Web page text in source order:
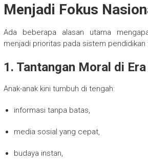
Menjadi Fokus
Ada beberapa alasan utama
menjadi prioritas pada sistem pendidikan
1. Tantangan Moral di
Anak-anak kini tumbuh di tengah:
informasi tanpa batas,
media sosial yang cepat,
budaya instan,